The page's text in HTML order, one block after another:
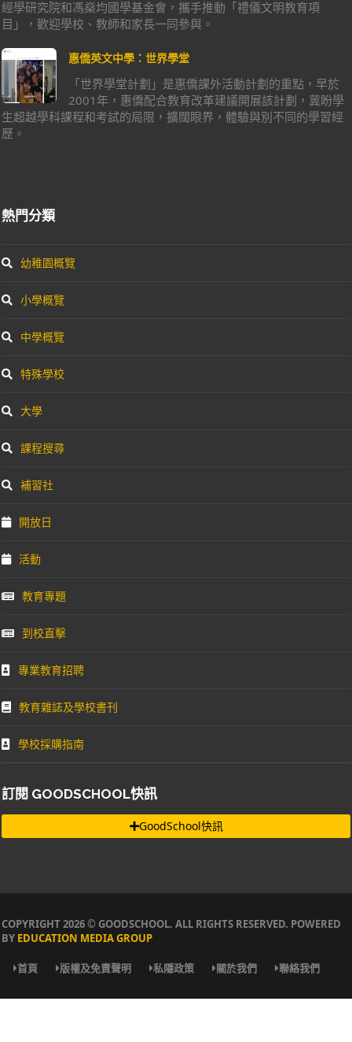
經學研究院和馮燊均國學基金會，攜手推動「禮儀文明教育項
目」，歡迎學校、教師和家長一同參與。
惠僑英文中學：世界學堂
「世界學堂計劃」是惠僑課外活動計劃的重點，早於
2001年，惠僑配合教育改革建議開展該計劃，冀盼學
生超越學科課程和考試的局限，擴闊眼界，體驗與別不同的學習經
歷。
熱門分類
幼稚園概覽
小學概覽
中學概覽
特殊學校
大學
課程搜尋
補習社
開放日
活動
教育專題
到校直擊
專業教育招聘
教育雜誌及學校書刊
學校採購指南
訂閱 GOODSCHOOL快訊
GoodSchool快訊
COPYRIGHT 2026 © GOODSCHOOL. ALL RIGHTS RESERVED. POWERED
BY EDUCATION MEDIA GROUP
首頁 版權及免責聲明 私隱政策 關於我們 聯絡我們